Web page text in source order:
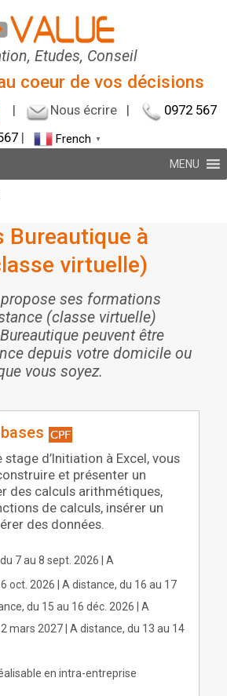
Etudes, Conseil
coeur de vos décisions
| Nous écrire |
0972 567
| French ▼
MENU
Bureautique à
virtuelle)
ses formations
(classe virtuelle)
peuvent être
depuis votre domicile ou
vous soyez.
d’Initiation à Excel, vous
et présenter un
des calculs arithmétiques,
de calculs, insérer un
des données.
7 au 8 sept. 2026 | A
oct. 2026 | A distance, du 16 au 17
du 15 au 16 déc. 2026 | A
mars 2027 | A distance, du 13 au 14
en intra-entreprise